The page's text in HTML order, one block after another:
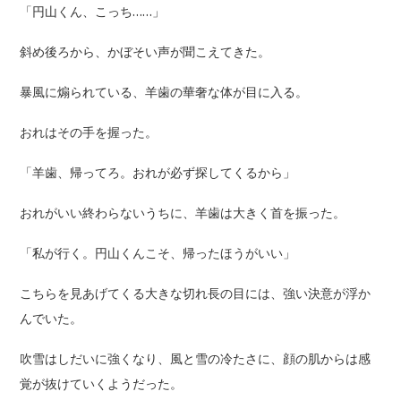
「円山くん、こっち……」
斜め後ろから、かぼそい声が聞こえてきた。
暴風に煽られている、羊歯の華奢な体が目に入る。
おれはその手を握った。
「羊歯、帰ってろ。おれが必ず探してくるから」
おれがいい終わらないうちに、羊歯は大きく首を振った。
「私が行く。円山くんこそ、帰ったほうがいい」
こちらを見あげてくる大きな切れ長の目には、強い決意が浮か
んでいた。
吹雪はしだいに強くなり、風と雪の冷たさに、顔の肌からは感
覚が抜けていくようだった。